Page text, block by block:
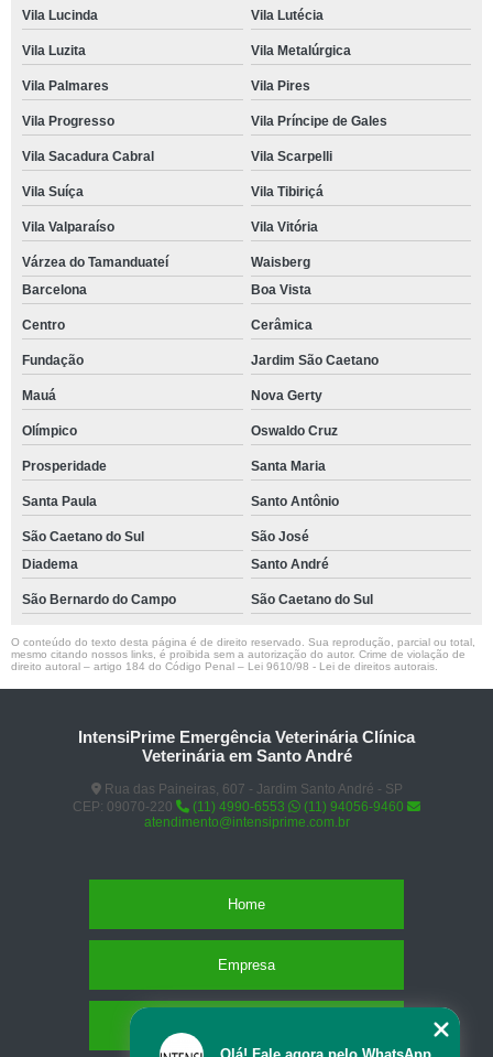
Vila Lucinda Vila Lutécia
Vila Luzita Vila Metalúrgica
Vila Palmares Vila Pires
Vila Progresso Vila Príncipe de Gales
Vila Sacadura Cabral Vila Scarpelli
Vila Suíça Vila Tibiriçá
Vila Valparaíso Vila Vitória
Várzea do Tamanduateí
Waisberg
Barcelona
Boa Vista
Centro Cerâmica
Fundação Jardim São Caetano
Mauá Nova Gerty
Olímpico Oswaldo Cruz
Prosperidade Santa Maria
Santa Paula Santo Antônio
São Caetano do Sul
São José
Diadema
Santo André
São Bernardo do Campo São Caetano do Sul
O conteúdo do texto desta página é de direito reservado. Sua reprodução, parcial ou total,
mesmo citando nossos links, é proibida sem a autorização do autor. Crime de violação de
direito autoral – artigo 184 do Código Penal – Lei 9610/98 - Lei de direitos autorais
IntensiPrime Emergência Veterinária Clínica
Veterinária em Santo André
Rua das Paineiras, 607 - Jardim Santo André - SP
CEP: 09070-220
(11) 4990-6553
(11) 94056-9460
atendimento@intensiprime.com.br
Home
Empresa